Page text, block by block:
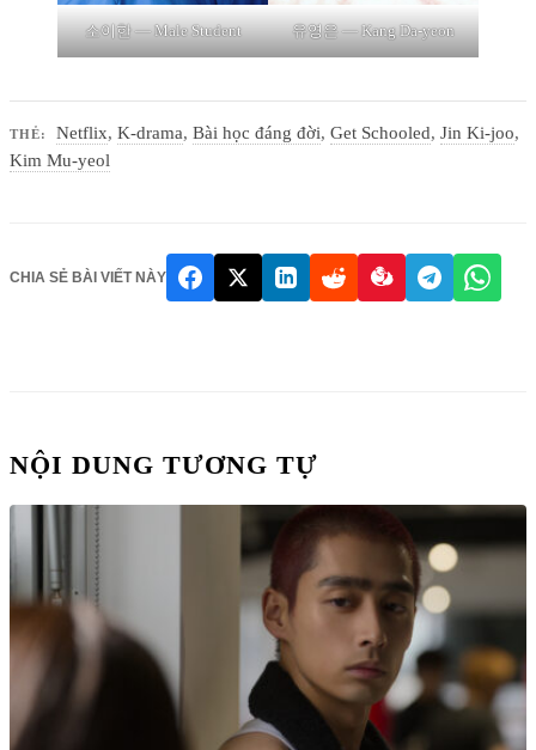
소이한 — Male Student 유영은 — Kang Da-yeon
THẺ: Netflix,K-drama,Bài học đáng đời,Get Schooled,Jin Ki-joo,
Kim Mu-yeol
CHIA SẺ BÀI VIẾT NÀY
NỘI DUNG TƯƠNG TỰ